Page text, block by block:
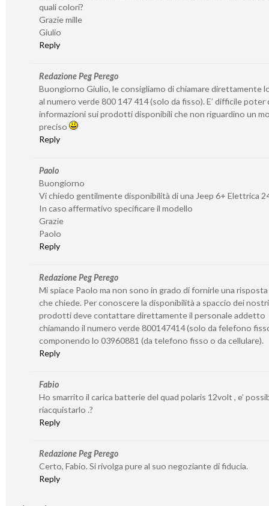
quali colori?
Grazie mille
Giulio
Reply
Redazione Peg Perego
Buongiorno Giulio, le consigliamo di chiamare direttamente
al numero verde 800 147 414 (solo da fisso). E’ difficile poter
informazioni sui prodotti disponibili che non riguardino un
preciso
Reply
Paolo
Buongiorno
Vi chiedo gentilmente disponibilità di una Jeep 6+ Elettrica
In caso affermativo specificare il modello
Grazie
Paolo
Reply
Redazione Peg Perego
Mi spiace Paolo ma non sono in grado di fornirle una
che chiede. Per conoscere la disponibilità a spaccio dei nostri
prodotti deve contattare direttamente il personale addetto
chiamando il numero verde 800147414 (solo da felefono
componendo lo 03960881 (da telefono fisso o da cellulare).
Reply
Fabio
Ho smarrito il carica batterie del quad polaris 12volt , e’
riacquistarlo .?
Reply
Redazione Peg Perego
Certo, Fabio. Si rivolga pure al suo negoziante di fiducia.
Reply